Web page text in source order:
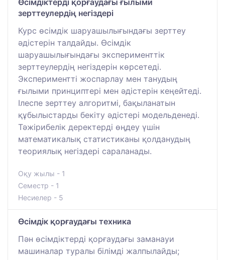
Өсімдіктерді қорғаудағы ғылыми
зерттеулердің негіздері
Курс өсімдік шаруашылығындағы зерттеу
әдістерін талдайды. Өсімдік
шаруашылығындағы эксперименттік
зерттеулердің негіздерін көрсетеді.
Экспериментті жоспарлау мен танудың
ғылыми принциптері мен әдістерін кеңейтеді.
Ілеспе зерттеу алгоритмі, бақыланатын
құбылыстарды бекіту әдістері модельденеді.
Тәжірибелік деректерді өңдеу үшін
математикалық статистиканы қолданудың
теориялық негіздері сараланады.
Оқу жылы - 1
Семестр - 1
Несиелер - 5
Өсімдік қорғаудағы техника
Пән өсімдіктерді қорғаудағы заманауи
машиналар туралы білімді жалпылайды;